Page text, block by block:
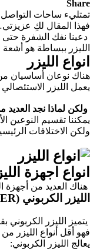
Share
تمتليء ساحات التواصل
فهذا المقال لكِ
دعينا نفك الشفرة حتى
الليزر ببساطة هو
انواع الليزر
هناك نوعان أساسيان من
يعمل الليزر
ولكن لماذا نجد العديد
يمكننا تقسيم النوعين
ولكن الاختلافات
انواع اجهزة
هناك العديد من أجهزة
الليزر الكربوني (CO2 LASER)
يتميز الليزر
فهو أقل أنواع الليزر
يعالج الليزر الكربوني: